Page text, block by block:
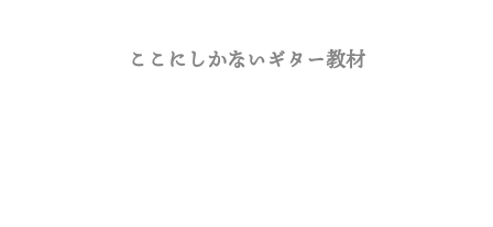
ここにしかないギター教材